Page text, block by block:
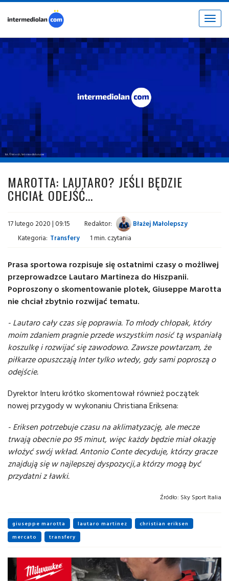
Toggle
fot. © inter.it / intermediolan.com
MAROTTA: LAUTARO? JEŚLI BĘDZIE
CHCIAŁ ODEJŚĆ...
17 lutego 2020 | 09:15 Redaktor:
Błażej Małolepszy
Kategoria: Transfery 1 min. czytania
Prasa sportowa rozpisuje się ostatnimi czasy o możliwej
przeprowadzce Lautaro Martineza do Hiszpanii.
Poproszony o skomentowanie plotek, Giuseppe Marotta
nie chciał zbytnio rozwijać tematu.
- Lautaro cały czas się poprawia. To młody chłopak, który
moim zdaniem pragnie przede wszystkim nosić tą wspaniałą
koszulkę i rozwijać się zawodowo. Zawsze powtarzam, że
piłkarze opuszczają Inter tylko wtedy, gdy sami poproszą o
odejście.
Dyrektor Interu krótko skomentował również początek
nowej przygody w wykonaniu Christiana Eriksena:
- Eriksen potrzebuje czasu na aklimatyzację, ale mecze
trwają obecnie po 95 minut, więc każdy będzie miał okazję
włożyć swój wkład. Antonio Conte decyduje, którzy gracze
znajdują się w najlepszej dyspozycji,a którzy mogą być
przydatni z ławki.
Źródło: Sky Sport Italia
giuseppe marotta lautaro martinez
christian eriksen
mercato
transfery